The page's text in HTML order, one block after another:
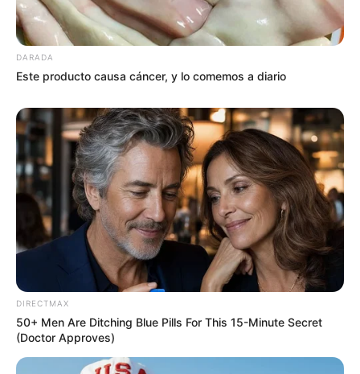
DARADA
Este producto causa cáncer, y lo comemos a diario
DIRECTMAX
50+ Men Are Ditching Blue Pills For This 15-Minute Secret
(Doctor Approves)